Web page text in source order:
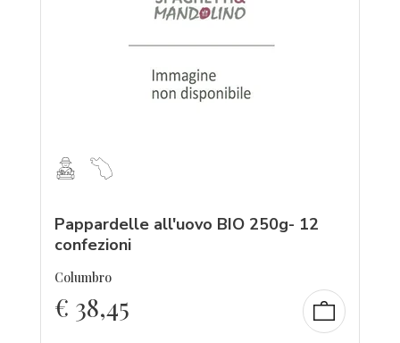
Pappardelle all'uovo BIO 250g- 12
confezioni
Columbro
€ 38,45